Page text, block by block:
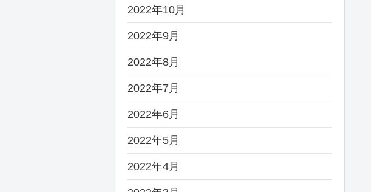
2022年10月
2022年9月
2022年8月
2022年7月
2022年6月
2022年5月
2022年4月